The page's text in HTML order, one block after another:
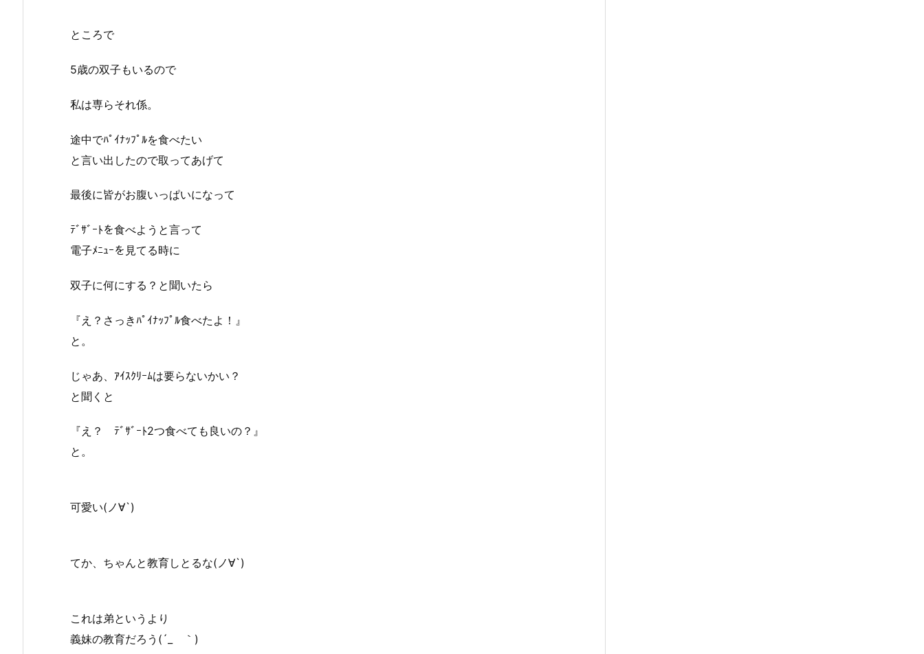
ところで
5歳の双子もいるので
私は専らそれ係。
途中でﾊﾟｲﾅｯﾌﾟﾙを食べたい
と言い出したので取ってあげて
最後に皆がお腹いっぱいになって
ﾃﾞｻﾞｰﾄを食べようと言って
電子ﾒﾆｭｰを見てる時に
双子に何にする？と聞いたら
『え？さっきﾊﾟｲﾅｯﾌﾟﾙ食べたよ！』
と。
じゃあ、ｱｲｽｸﾘｰﾑは要らないかい？
と聞くと
『え？ ﾃﾞｻﾞｰﾄ2つ食べても良いの？』
と。
可愛い(ノ∀`)
てか、ちゃんと教育しとるな(ノ∀`)
これは弟というより
義妹の教育だろう(´_ゝ｀)